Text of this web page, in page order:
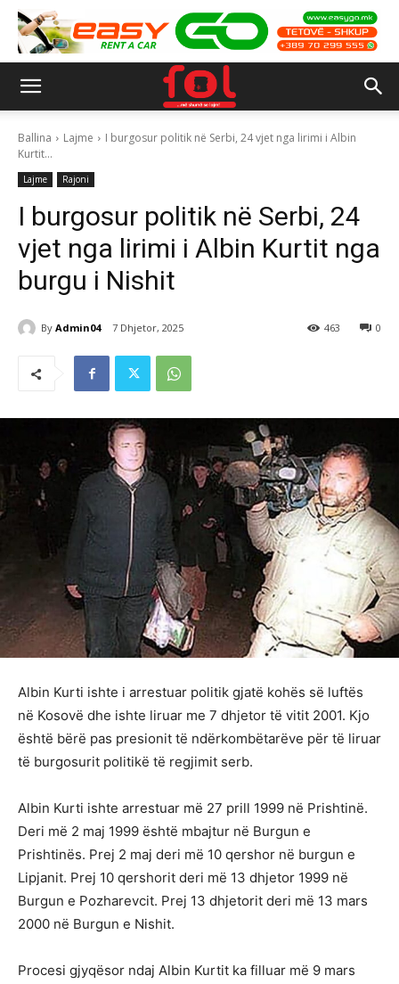
Ballina Lajme
I burgosur politik në Serbi, 24 vjet nga lirimi i Albin
Kurtit...
Lajme Rajoni
I burgosur politik në Serbi, 24
vjet nga lirimi i Albin Kurtit nga
burgu i Nishit
By Admin04 7 Dhjetor, 2025 0
463
Albin Kurti ishte i arrestuar politik gjatë kohës së luftës
në Kosovë dhe ishte liruar me 7 dhjetor të vitit 2001. Kjo
është bërë pas presionit të ndërkombëtarëve për të liruar
të burgosurit politikë të regjimit serb.
Albin Kurti ishte arrestuar më 27 prill 1999 në Prishtinë.
Deri më 2 maj 1999 është mbajtur në Burgun e
Prishtinës. Prej 2 maj deri më 10 qershor në burgun e
Lipjanit. Prej 10 qershorit deri më 13 dhjetor 1999 në
Burgun e Pozharevcit. Prej 13 dhjetorit deri më 13 mars
2000 në Burgun e Nishit.
Procesi gjyqësor ndaj Albin Kurtit ka filluar më 9 mars